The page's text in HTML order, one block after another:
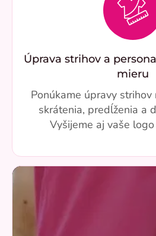
Úprava strihov a
mieru
Ponúkame úpravy
skrátenia, predĺženia a
Vyšijeme aj vaše